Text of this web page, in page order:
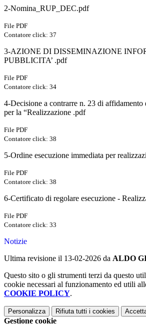
2-Nomina_RUP_DEC.pdf
File PDF
Contatore click: 37
3-AZIONE DI DISSEMINAZIONE
PUBBLICITA’ .pdf
File PDF
Contatore click: 34
4-Decisione a contrarre n. 23 di affidamento
per la “Realizzazione .pdf
File PDF
Contatore click: 38
5-Ordine esecuzione immediata per
File PDF
Contatore click: 38
6-Certificato di regolare esecuzione -
File PDF
Contatore click: 33
Notizie
Ultima revisione il 13-02-2026 da ALDO
Questo sito o gli strumenti terzi da questo
cookie necessari al funzionamento ed utili
COOKIE POLICY.
Personalizza Rifiuta tutti i cookies
Gestione cookie